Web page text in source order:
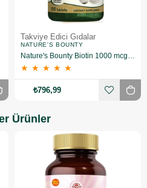
Takviye Edici Gıdalar
NATURE'S BOUNTY
Nature's Bounty Biotin 1000 mcg 100 Tablet 2 Adet
★ ★ ★ ★ ★
₺796,99
Ürünler